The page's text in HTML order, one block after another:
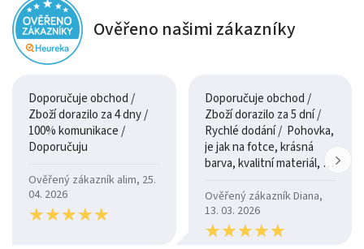
Ověřeno našimi zákazníky
Doporučuje obchod /
Zboží dorazilo za 4 dny /
100% komunikace /
Doporučuju
Ověřený zákazník alim, 25.
04. 2026
★★★★★
★★★★★
Doporučuje obchod /
Zboží dorazilo za 5 dní /
Rychlé dodání / Pohovka,
je jak na fotce, krásná
barva, kvalitní materiál, a
Ověřený zákazník Diana,
13. 03. 2026
★★★★★
★★★★★